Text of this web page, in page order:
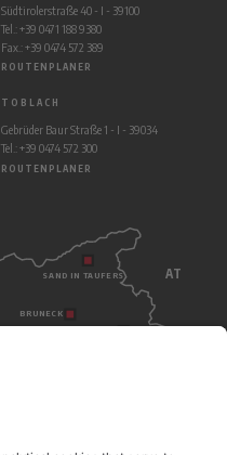
Südtirolerstraße 40 - I - 39100
Tel.: +39 0471 188 9380
Fax.: +39 0474 572 389
ROUTENPLANER
TOBLACH
Gebrüder Baur Straße 1 - I - 39034
Tel.: +39 0474 572 300
ROUTENPLANER
AT
BRUNECK
SAND IN TAUFERS